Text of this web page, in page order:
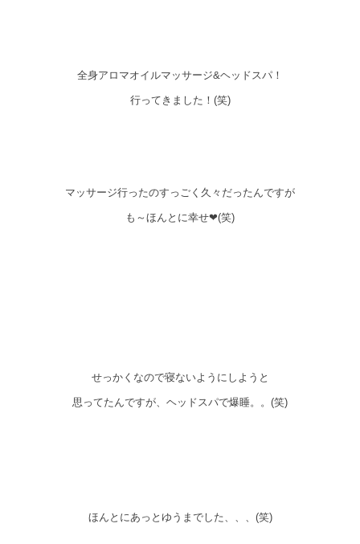
全身アロマオイルマッサージ&ヘッドスパ！
行ってきました！(笑)
マッサージ行ったのすっごく久々だったんですが
も～ほんとに幸せ❤(笑)
せっかくなので寝ないようにしようと
思ってたんですが、ヘッドスパで爆睡。。(笑)
ほんとにあっとゆうまでした、、、(笑)